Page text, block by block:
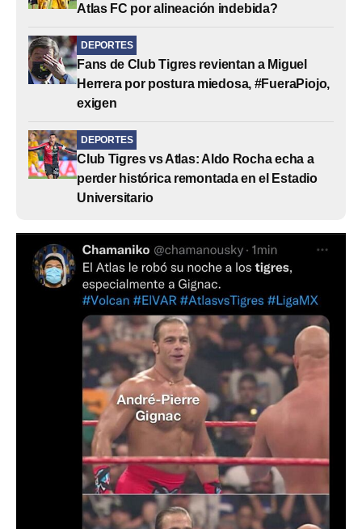
Atlas FC por alineación indebida?
DEPORTES
Fans de Club Tigres revientan a Miguel
Herrera por postura miedosa, #FueraPiojo,
exigen
DEPORTES
Club Tigres vs Atlas: Aldo Rocha echa a
perder histórica remontada en el Estadio
Universitario